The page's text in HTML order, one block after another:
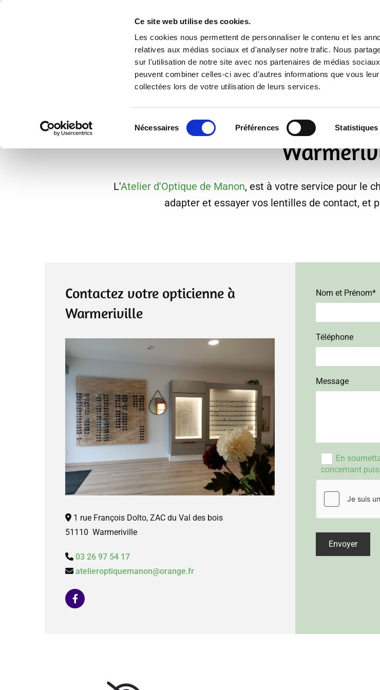
Ce site web utilise des cookies.
Les cookies nous permettent de personnaliser le contenu et les
relatives aux médias sociaux et d'analyser notre trafic. Nous
sur l'utilisation de notre site avec nos partenaires de médias
peuvent combiner celles-ci avec d'autres informations que vous
collectées lors de votre utilisation de leurs services.
du
Nécessaires Préférences Statistiques
Atelier d'Optique de Manon
Contactez dès
L'Atelier d'Optique de Manon, est à votre service pour le
adapter et essayer vos lentilles de contact, et
Contactez votre opticienne à
Warmeriville
 1 rue François Dolto, ZAC du Val des bois
51110 Warmeriville
 03 26 97 54 17
 atelieroptiquemanon@orange.fr
Nom et Prénom*
Téléphone
Message
En
concernant